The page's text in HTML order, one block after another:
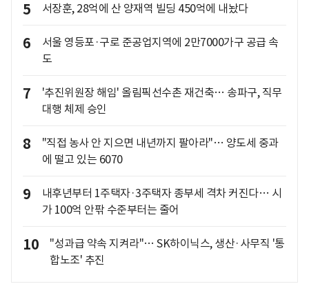
5 서장훈, 28억에 산 양재역 빌딩 450억에 내놨다
6
서울 영등포·구로 준공업지역에 2만7000가구 공급 속
도
7
'추진위원장 해임' 올림픽선수촌 재건축… 송파구, 직무
대행 체제 승인
8
"직접 농사 안 지으면 내년까지 팔아라"… 양도세 중과
에 떨고 있는 6070
9
내후년부터 1주택자·3주택자 종부세 격차 커진다… 시
가 100억 안팎 수준부터는 줄어
10
"성과급 약속 지켜라"… SK하이닉스, 생산·사무직 '통
합노조' 추진